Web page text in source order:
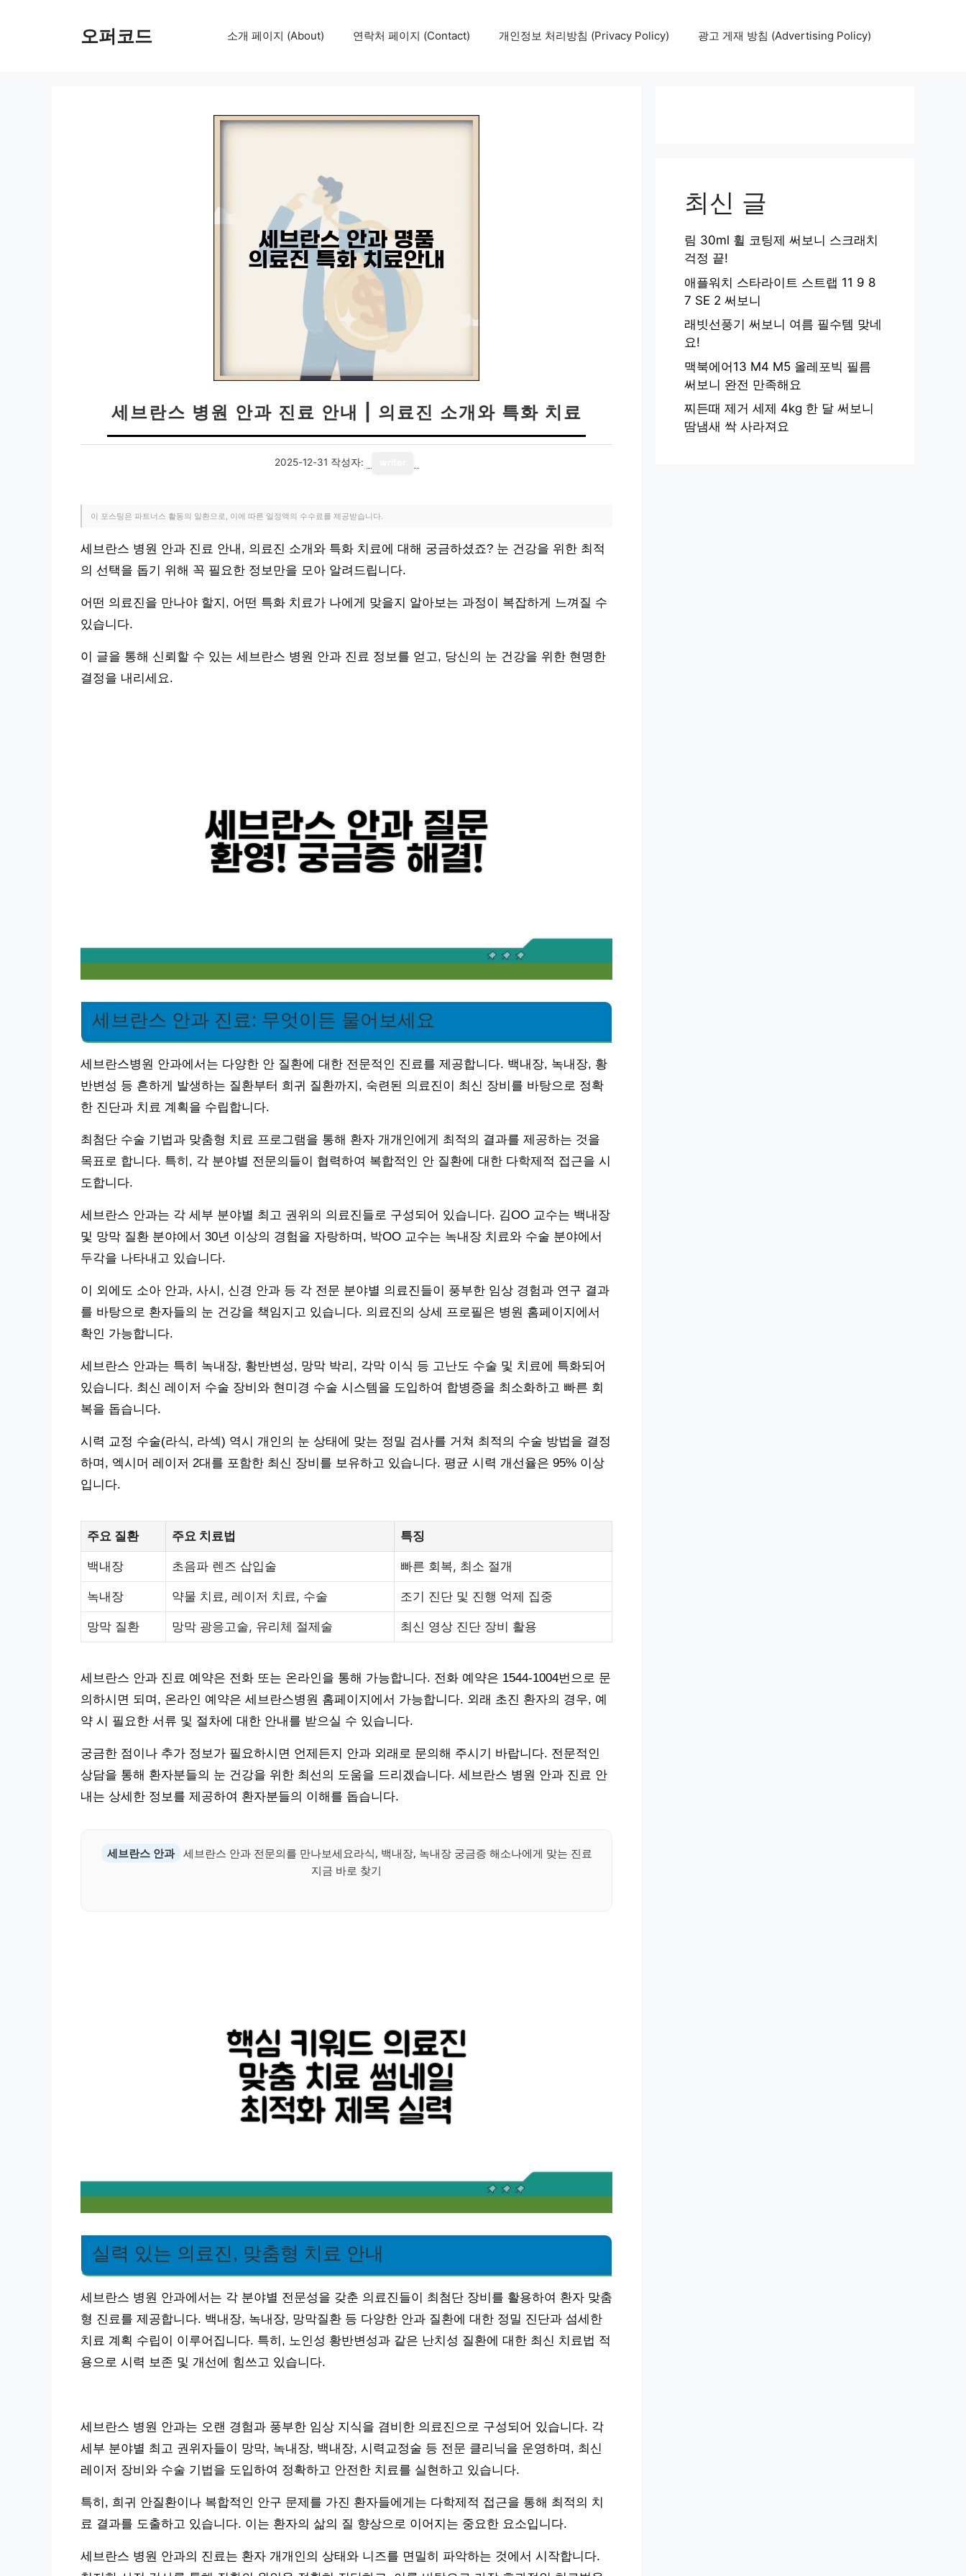
오퍼코드 소개 페이지 (About) 연락처 페이지 (Contact) 개인정보 처리방침 (Privacy Policy) 광고 게재 방침 (Advertising Policy)
세브란스 병원 안과 진료 안내 | 의료진 소개와 특화 치료
2025-12-31 작성자:
이 포스팅은 파트너스 활동의 일환으로, 이에 따른 일정액의 수수료를 제공받습니다.
세브란스 병원 안과 진료 안내, 의료진 소개와 특화 치료에 대해 궁금하셨죠? 눈 건강을 위한 최적
의 선택을 돕기 위해 꼭 필요한 정보만을 모아 알려드립니다.
어떤 의료진을 만나야 할지, 어떤 특화 치료가 나에게 맞을지 알아보는 과정이 복잡하게 느껴질 수
있습니다.
이 글을 통해 신뢰할 수 있는 세브란스 병원 안과 진료 정보를 얻고, 당신의 눈 건강을 위한 현명한
결정을 내리세요.
세브란스 안과 진료: 무엇이든 물어보세요
세브란스병원 안과에서는 다양한 안 질환에 대한 전문적인 진료를 제공합니다. 백내장, 녹내장, 황
반변성 등 흔하게 발생하는 질환부터 희귀 질환까지, 숙련된 의료진이 최신 장비를 바탕으로 정확
한 진단과 치료 계획을 수립합니다.
최첨단 수술 기법과 맞춤형 치료 프로그램을 통해 환자 개개인에게 최적의 결과를 제공하는 것을
목표로 합니다. 특히, 각 분야별 전문의들이 협력하여 복합적인 안 질환에 대한 다학제적 접근을 시
도합니다.
세브란스 안과는 각 세부 분야별 최고 권위의 의료진들로 구성되어 있습니다. 김OO 교수는 백내장
및 망막 질환 분야에서 30년 이상의 경험을 자랑하며, 박OO 교수는 녹내장 치료와 수술 분야에서
두각을 나타내고 있습니다.
이 외에도 소아 안과, 사시, 신경 안과 등 각 전문 분야별 의료진들이 풍부한 임상 경험과 연구 결과
를 바탕으로 환자들의 눈 건강을 책임지고 있습니다. 의료진의 상세 프로필은 병원 홈페이지에서
확인 가능합니다.
세브란스 안과는 특히 녹내장, 황반변성, 망막 박리, 각막 이식 등 고난도 수술 및 치료에 특화되어
있습니다. 최신 레이저 수술 장비와 현미경 수술 시스템을 도입하여 합병증을 최소화하고 빠른 회
복을 돕습니다.
시력 교정 수술(라식, 라섹) 역시 개인의 눈 상태에 맞는 정밀 검사를 거쳐 최적의 수술 방법을 결정
하며, 엑시머 레이저 2대를 포함한 최신 장비를 보유하고 있습니다. 평균 시력 개선율은 95% 이상
입니다.
주요 질환 주요 치료법 특징
백내장 초음파 렌즈 삽입술 빠른 회복, 최소 절개
녹내장 약물 치료, 레이저 치료, 수술 조기 진단 및 진행 억제 집중
망막 질환 망막 광응고술, 유리체 절제술 최신 영상 진단 장비 활용
세브란스 안과 진료 예약은 전화 또는 온라인을 통해 가능합니다. 전화 예약은 1544-1004번으로 문
의하시면 되며, 온라인 예약은 세브란스병원 홈페이지에서 가능합니다. 외래 초진 환자의 경우, 예
약 시 필요한 서류 및 절차에 대한 안내를 받으실 수 있습니다.
궁금한 점이나 추가 정보가 필요하시면 언제든지 안과 외래로 문의해 주시기 바랍니다. 전문적인
상담을 통해 환자분들의 눈 건강을 위한 최선의 도움을 드리겠습니다. 세브란스 병원 안과 진료 안
내는 상세한 정보를 제공하여 환자분들의 이해를 돕습니다.
세브란스 안과
세브란스 안과 전문의를 만나보세요라식, 백내장, 녹내장 궁금증 해소나에게 맞는 진료
지금 바로 찾기
실력 있는 의료진, 맞춤형 치료 안내
세브란스 병원 안과에서는 각 분야별 전문성을 갖춘 의료진들이 최첨단 장비를 활용하여 환자 맞춤
형 진료를 제공합니다. 백내장, 녹내장, 망막질환 등 다양한 안과 질환에 대한 정밀 진단과 섬세한
치료 계획 수립이 이루어집니다. 특히, 노인성 황반변성과 같은 난치성 질환에 대한 최신 치료법 적
용으로 시력 보존 및 개선에 힘쓰고 있습니다.
세브란스 병원 안과는 오랜 경험과 풍부한 임상 지식을 겸비한 의료진으로 구성되어 있습니다. 각
세부 분야별 최고 권위자들이 망막, 녹내장, 백내장, 시력교정술 등 전문 클리닉을 운영하며, 최신
레이저 장비와 수술 기법을 도입하여 정확하고 안전한 치료를 실현하고 있습니다.
특히, 희귀 안질환이나 복합적인 안구 문제를 가진 환자들에게는 다학제적 접근을 통해 최적의 치
료 결과를 도출하고 있습니다. 이는 환자의 삶의 질 향상으로 이어지는 중요한 요소입니다.
세브란스 병원 안과의 진료는 환자 개개인의 상태와 니즈를 면밀히 파악하는 것에서 시작합니다.
최신 글
림 30ml 휠 코팅제 써보니 스크래치
걱정 끝!
애플워치 스타라이트 스트랩 11 9 8
7 SE 2 써보니
래빗선풍기 써보니 여름 필수템 맞네
요!
맥북에어13 M4 M5 올레포빅 필름
써보니 완전 만족해요
찌든때 제거 세제 4kg 한 달 써보니
땀냄새 싹 사라져요